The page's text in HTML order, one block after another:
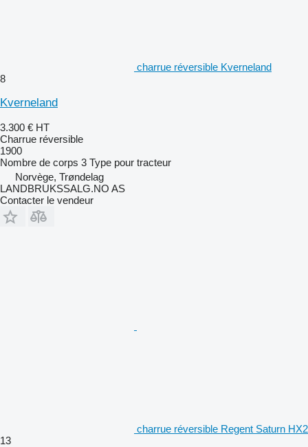
charrue réversible Kverneland
8
Kverneland
3.300 € HT
Charrue réversible
1900
Nombre de corps 3 Type pour tracteur
Norvège, Trøndelag
LANDBRUKSSALG.NO AS
Contacter le vendeur
charrue réversible Regent Saturn HX2
13